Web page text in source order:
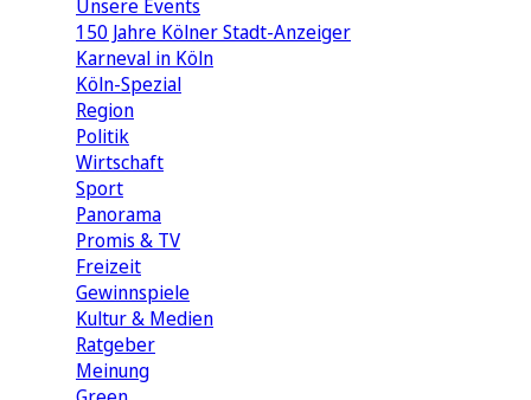
Unsere Events
150 Jahre Kölner Stadt-Anzeiger
Karneval in Köln
Köln-Spezial
Region
Politik
Wirtschaft
Sport
Panorama
Promis & TV
Freizeit
Gewinnspiele
Kultur & Medien
Ratgeber
Meinung